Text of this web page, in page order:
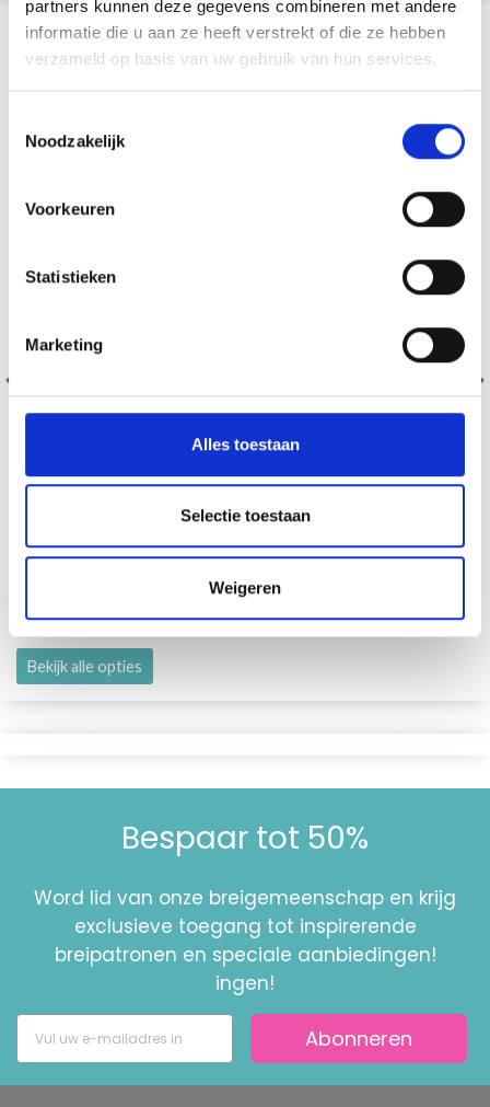
partners kunnen deze gegevens combineren met andere
informatie die u aan ze heeft verstrekt of die ze hebben
verzameld op basis van uw gebruik van hun services.
Noodzakelijk
Voorkeuren
Statistieken
Marketing
Alles toestaan
Selectie toestaan
Weigeren
DROPS BELLE
Bekijk alle opties
Bespaar tot 50%
Word lid van onze breigemeenschap en krijg
exclusieve toegang tot inspirerende
breipatronen en speciale aanbiedingen!
ingen!
Abonneren